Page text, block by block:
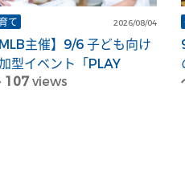
て 2026/08/04
MLB主催】9/6 子ども向け
型イベント「PLAY
」のお知らせ
107 views